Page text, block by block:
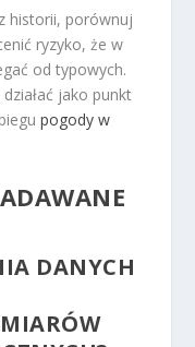
historii, porównuj
ryzyko, że w
od typowych.
jako punkt
pogody w
DANYCH